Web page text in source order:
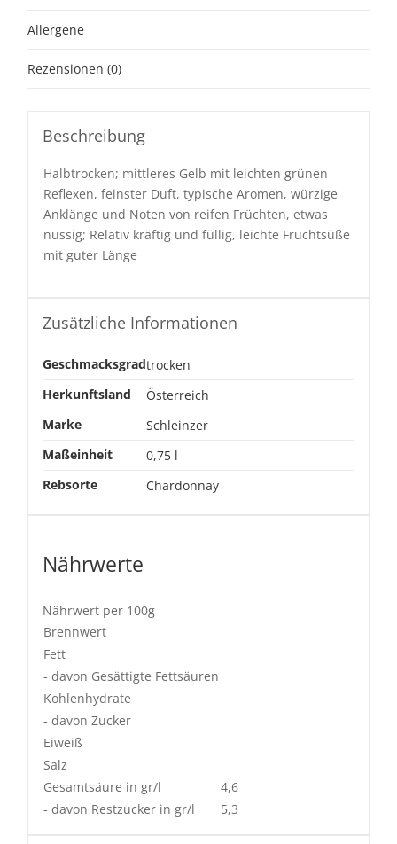
Allergene
Rezensionen (0)
Beschreibung
Halbtrocken; mittleres Gelb mit leichten grünen
Reflexen, feinster Duft, typische Aromen, würzige
Anklänge und Noten von reifen Früchten, etwas
nussig; Relativ kräftig und füllig, leichte Fruchtsüße
mit guter Länge
Zusätzliche Informationen
Geschmacksgradtrocken
Herkunftsland
Österreich
Marke
Schleinzer
Maßeinheit
0,75 l
Rebsorte
Chardonnay
Nährwerte
Nährwert per 100g
Brennwert
Fett
- davon Gesättigte Fettsäuren
Kohlenhydrate
- davon Zucker
Eiweiß
Salz
Gesamtsäure in gr/l
4,6
- davon Restzucker in gr/l
5,3